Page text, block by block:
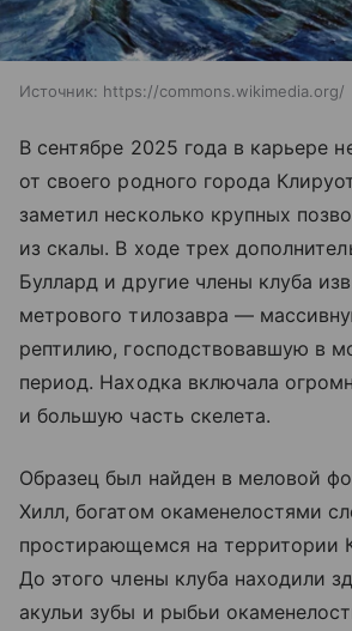
Источник: https://commons.wikimedia.org/
В сентябре 2025 года в карьере
от своего родного города
заметил несколько крупных
из скалы. В ходе трех
Буллард и другие члены клуба
метрового тилозавра —
рептилию, господствовавшую в
период. Находка включала
и большую часть скелета.
Образец был найден в меловой
Хилл, богатом окаменелостями
простирающемся на территории
До этого члены клуба находили
акульи зубы и рыбьи